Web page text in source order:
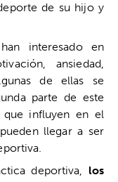
de su hijo y
interesado en
ansiedad,
de ellas se
parte de este
que influyen en el
llegar a ser
deportiva, los